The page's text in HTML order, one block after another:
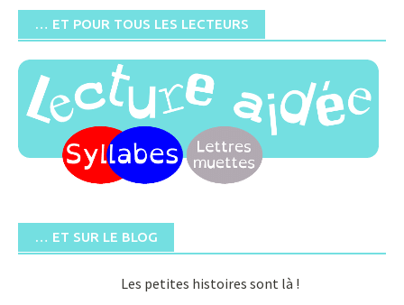
… ET POUR TOUS LES LECTEURS
… ET SUR LE BLOG
Les petites histoires sont là !